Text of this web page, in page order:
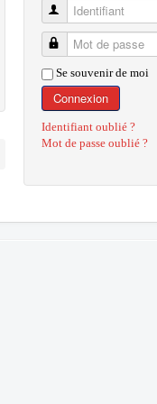
Identifiant
Mot de passe
Se souvenir de moi
Connexion
Identifiant oublié ?
Mot de passe oublié ?